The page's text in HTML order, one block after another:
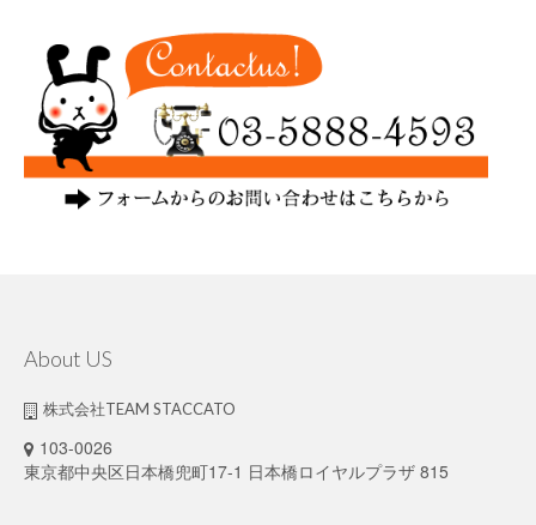
About US
株式会社TEAM STACCATO
103-0026
東京都中央区日本橋兜町17-1 日本橋ロイヤルプラザ 815